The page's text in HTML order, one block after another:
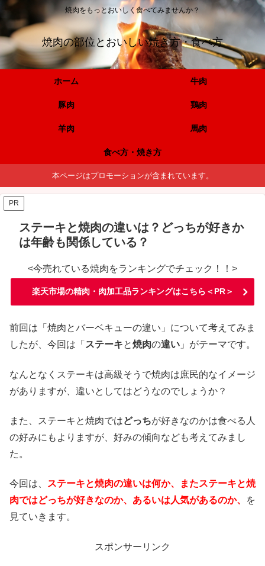
焼肉をもっとおいしく食べてみませんか？
焼肉の部位とおいしい焼き方・食べ方
ホーム 牛肉
豚肉 鶏肉
羊肉 馬肉
食べ方・焼き方
本ページはプロモーションが含まれています。
PR
ステーキと焼肉の違いは？どっちが好きか
は年齢も関係している？
<今売れている焼肉をランキングでチェック！！>
楽天市場の精肉・肉加工品ランキングはこちら＜PR＞
前回は「焼肉とバーベキューの違い」について考えてみま
したが、今回は「 ステーキと焼肉の違い 」がテーマです。
なんとなくステーキは高級そうで焼肉は庶民的なイメージ
がありますが、違いとしてはどうなのでしょうか？
また、ステーキと焼肉ではどっちが好きなのかは食べる人
の好みにもよりますが、好みの傾向なども考えてみまし
た。
今回は、
ステーキと焼肉の違いは何か、またステーキと焼
肉ではどっちが好きなのか、あるいは人気があるのか、
を
見ていきます。
スポンサーリンク